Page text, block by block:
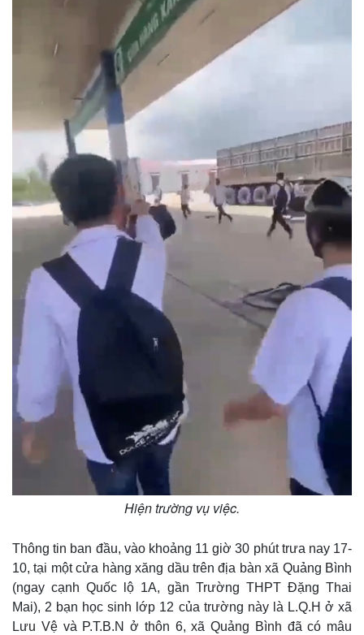
Thế giới
Quan sát
Cuộc sống đó đây
Hồ sơ
Multimedia
Video
E-Magazine
Infographic
Hiện trường vụ việc.
Thông tin ban đầu, vào khoảng 11 giờ 30 phút trưa nay 17-
10, tại một cửa hàng xăng dầu trên địa bàn xã Quảng Bình
(ngay cạnh Quốc lộ 1A, gần Trường THPT Đặng Thai
Mai), 2 bạn học sinh lớp 12 của trường này là L.Q.H ở xã
Lưu Vệ và P.T.B.N ở thôn 6, xã Quảng Bình đã có mâu